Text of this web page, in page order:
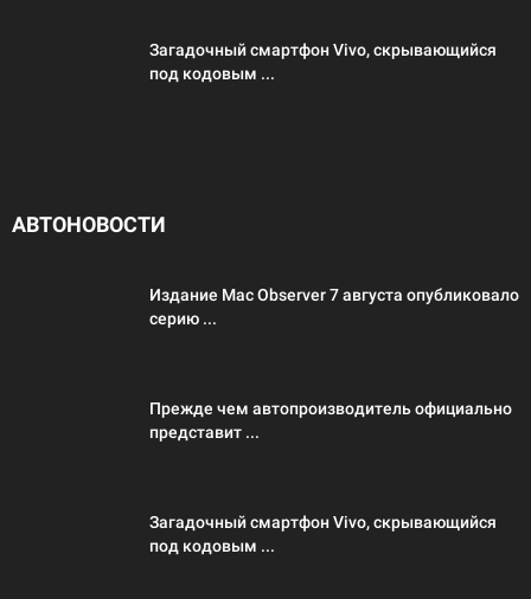
Загадочный смартфон Vivo, скрывающийся
под кодовым ...
АВТОНОВОСТИ
Издание Mac Observer 7 августа опубликовало
серию ...
Прежде чем автопроизводитель официально
представит ...
Загадочный смартфон Vivo, скрывающийся
под кодовым ...